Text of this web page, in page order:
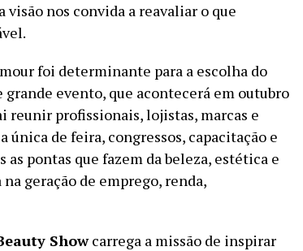
visão nos convida a reavaliar o que
foi determinante para a escolha do
grande evento, que acontecerá em outubro
reunir profissionais, lojistas, marcas e
de feira, congressos, capacitação e
pontas que fazem da beleza, estética e
geração de emprego, renda,
Showcarrega a missão de inspirar